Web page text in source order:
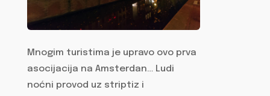
Mnogim turistima je upravo ovo prva
asocijacija na Amsterdan… Ludi
noćni provod uz striptiz i